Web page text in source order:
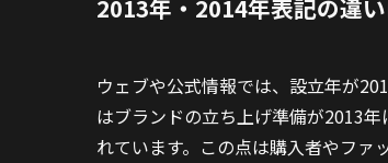
2013年・2014年表記の違
ウェブや公式情報では、設立年が
はブランドの立ち上げ準備が2013
れています。この点は購入者やファ